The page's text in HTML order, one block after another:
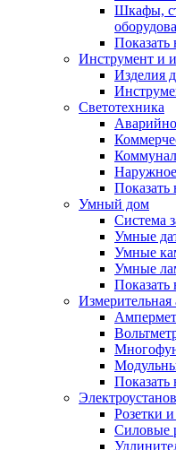
Шкафы,
Показать
Инструмент и
Изделия
Светотехника
Показать
Умный дом
Система
Умные
Умные
Умные
Показать
Измерительная
Показать
Розетки
Силовые